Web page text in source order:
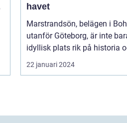
havet
Marstrandsön, belägen i
utanför Göteborg, är inte
idyllisk plats rik på historia
22 januari 2024